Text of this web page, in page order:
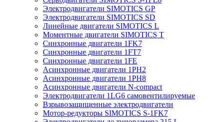
Электродвигатели SIMOTICS GP
Электродвигатели SIMOTICS SD
Линейные двигатели SIMOTICS L
Моментные двигатели SIMOTICS T
Синхронные двигатели 1FK7
Синхронные двигатели 1FT7
Синхронные двигатели 1FE
Асинхронные двигатели 1PH2
Асинхронные двигатели 1PH8
Асинхронные двигатели N-compact
Электродвигатели 1LG6 cамовентилируемые
Взрывозащищенные электродвигатели
Мотор-редукторы SIMOTICS S-1FK7